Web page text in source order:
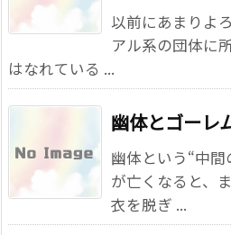
以前にあまりよ
アル系の団体に
はなれている ...
幽体とゴーレ
幽体という“中
が亡くなると、
衣を脱ぎ ...